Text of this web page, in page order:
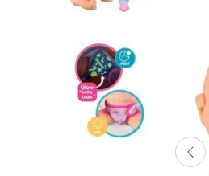
Lanzadores
Muñecas
Construcción